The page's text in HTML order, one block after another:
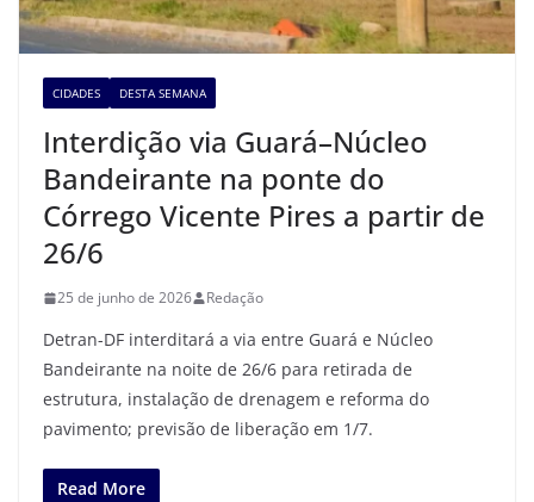
CIDADES DESTA SEMANA
Interdição via Guará–Núcleo
Bandeirante na ponte do
Córrego Vicente Pires a partir de
26/6
25 de junho de 2026 Redação
Detran-DF interditará a via entre Guará e Núcleo
Bandeirante na noite de 26/6 para retirada de
estrutura, instalação de drenagem e reforma do
pavimento; previsão de liberação em 1/7.
Read More